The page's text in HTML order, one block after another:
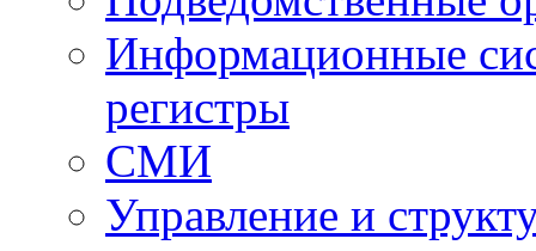
Информационные
регистры
СМИ
Управление и